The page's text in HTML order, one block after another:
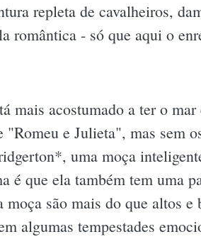
repleta de cavalheiros,
romântica - só que aqui o
mais acostumado a ter o
e Julieta", mas sem
uma moça
é que ela também tem uma
são mais do que altos e
algumas tempestades